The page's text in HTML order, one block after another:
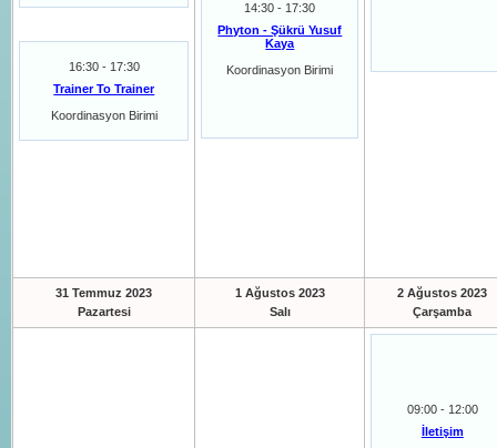
16:30 - 17:30
Trainer To Trainer
Koordinasyon Birimi
14:30 - 17:30
Phyton - Şükrü Yusuf
Kaya
Koordinasyon Birimi
31 Temmuz 2023
Pazartesi
1 Ağustos 2023
Salı
2 Ağustos 2023
Çarşamba
09:00 - 12:00
İletişim